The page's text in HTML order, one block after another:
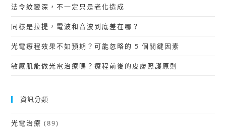
法令紋變深，不一定只是老化造成
同樣是拉提，電波和音波到底差在哪？
光電療程效果不如預期？可能忽略的 5 個關鍵因素
敏感肌能做光電治療嗎？療程前後的皮膚照護原則
資訊分類
光電治療 (89)